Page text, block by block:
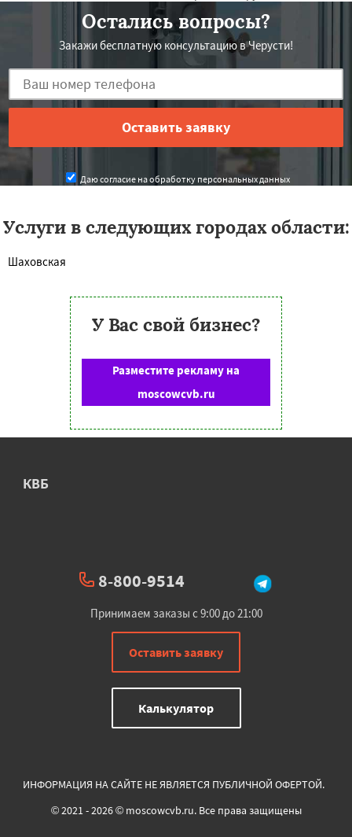
Остались вопросы?
Закажи бесплатную консультацию в Черусти!
Даю согласие на обработку персональных данных
Услуги в следующих городах области:
Шаховская
У Вас свой бизнес?
Разместите рекламу на
moscowcvb.ru
КВБ
8-800-9514
Принимаем заказы с 9:00 до 21:00
Оставить заявку
Калькулятор
ИНФОРМАЦИЯ НА САЙТЕ НЕ ЯВЛЯЕТСЯ ПУБЛИЧНОЙ ОФЕРТОЙ.
© 2021 - 2026 © moscowcvb.ru. Все права защищены